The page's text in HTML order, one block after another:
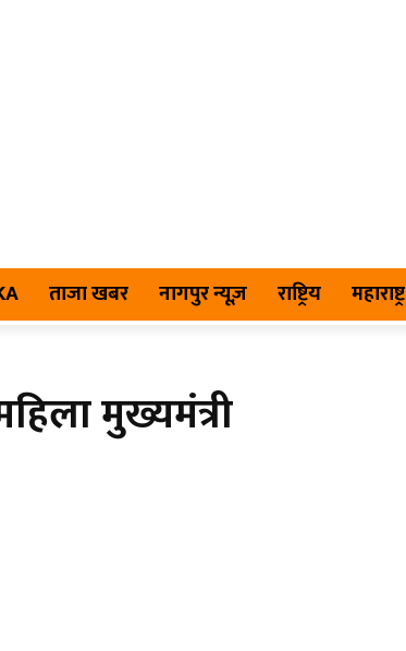
ताजा खबर नागपुर न्यूज़ राष्ट्रिय महाराष्ट्र
मुख्यमंत्री